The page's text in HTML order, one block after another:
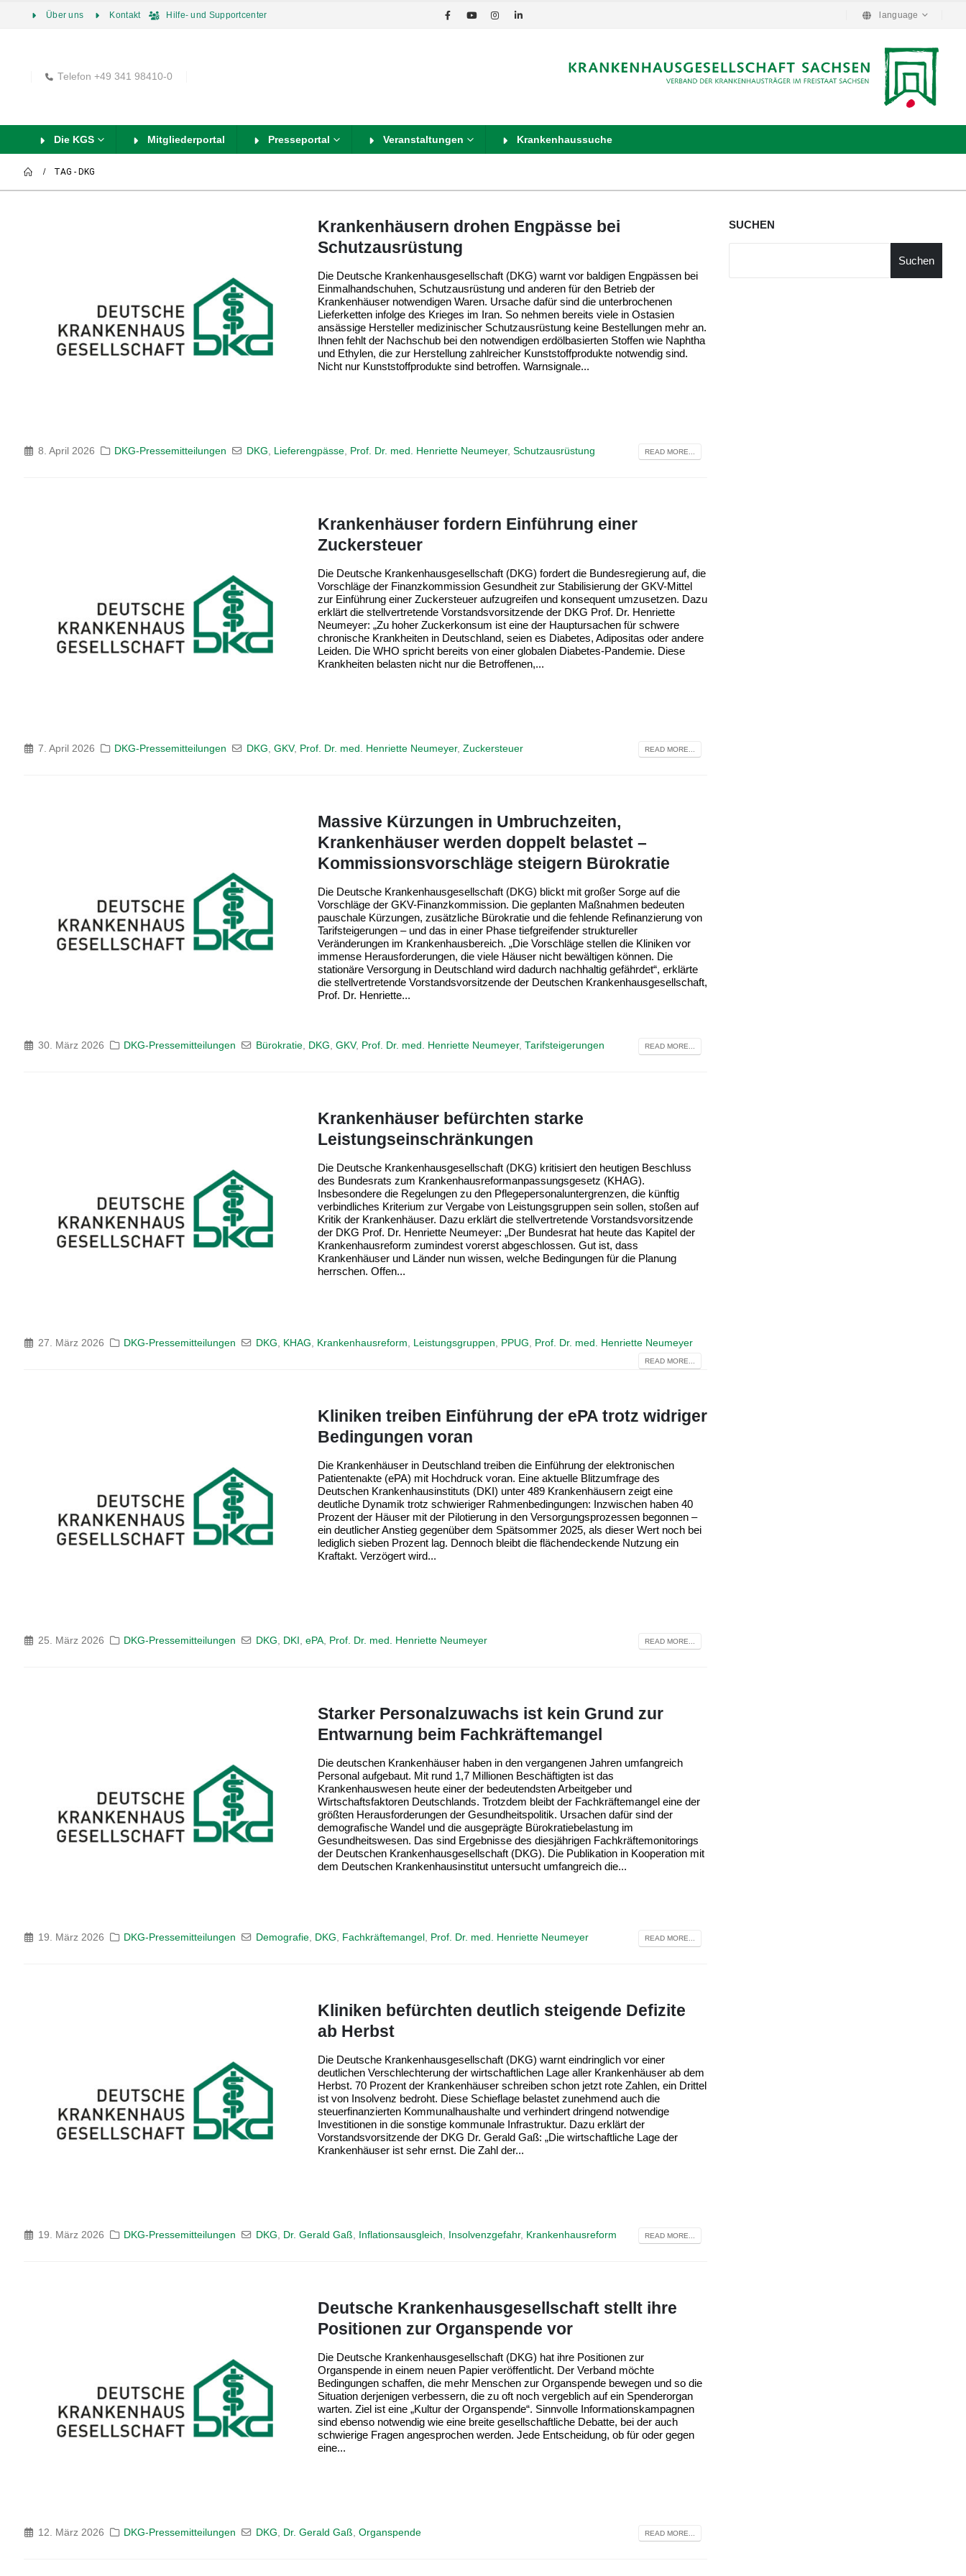
Über uns Kontakt Hilfe- und Supportcenter language
Telefon +49 341 98410-0
Die KGS Mitgliederportal Presseportal Veranstaltungen Krankenhaussuche
TAG - DKG
Krankenhäusern drohen Engpässe bei
Schutzausrüstung
Die Deutsche Krankenhausgesellschaft (DKG) warnt vor baldigen Engpässen bei
Einmalhandschuhen, Schutzausrüstung und anderen für den Betrieb der
Krankenhäuser notwendigen Waren. Ursache dafür sind die unterbrochenen
Lieferketten infolge des Krieges im Iran. So nehmen bereits viele in Ostasien
ansässige Hersteller medizinischer Schutzausrüstung keine Bestellungen mehr an.
Ihnen fehlt der Nachschub bei den notwendigen erdölbasierten Stoffen wie Naphtha
und Ethylen, die zur Herstellung zahlreicher Kunststoffprodukte notwendig sind.
Nicht nur Kunststoffprodukte sind betroffen. Warnsignale...
8. April 2026 DKG-Pressemitteilungen DKG, Lieferengpässe, Prof. Dr. med. Henriette Neumeyer, Schutzausrüstung READ MORE...
Krankenhäuser fordern Einführung einer
Zuckersteuer
Die Deutsche Krankenhausgesellschaft (DKG) fordert die Bundesregierung auf, die
Vorschläge der Finanzkommission Gesundheit zur Stabilisierung der GKV-Mittel
zur Einführung einer Zuckersteuer aufzugreifen und konsequent umzusetzen. Dazu
erklärt die stellvertretende Vorstandsvorsitzende der DKG Prof. Dr. Henriette
Neumeyer: „Zu hoher Zuckerkonsum ist eine der Hauptursachen für schwere
chronische Krankheiten in Deutschland, seien es Diabetes, Adipositas oder andere
Leiden. Die WHO spricht bereits von einer globalen Diabetes-Pandemie. Diese
Krankheiten belasten nicht nur die Betroffenen,...
7. April 2026 DKG-Pressemitteilungen DKG GKV, Prof. Dr. med. Henriette Neumeyer, Zuckersteuer READ MORE...
Massive Kürzungen in Umbruchzeiten,
Krankenhäuser werden doppelt belastet –
Kommissionsvorschläge steigern Bürokratie
Die Deutsche Krankenhausgesellschaft (DKG) blickt mit großer Sorge auf die
Vorschläge der GKV-Finanzkommission. Die geplanten Maßnahmen bedeuten
pauschale Kürzungen, zusätzliche Bürokratie und die fehlende Refinanzierung von
Tarifsteigerungen – und das in einer Phase tiefgreifender struktureller
Veränderungen im Krankenhausbereich. „Die Vorschläge stellen die Kliniken vor
immense Herausforderungen, die viele Häuser nicht bewältigen können. Die
stationäre Versorgung in Deutschland wird dadurch nachhaltig gefährdet“, erklärte
die stellvertretende Vorstandsvorsitzende der Deutschen Krankenhausgesellschaft,
Prof. Dr. Henriette...
30. März 2026 DKG-Pressemitteilungen Bürokratie, DKG, GKV, Prof. Dr. med. Henriette Neumeyer, Tarifsteigerungen READ MORE...
Krankenhäuser befürchten starke
Leistungseinschränkungen
Die Deutsche Krankenhausgesellschaft (DKG) kritisiert den heutigen Beschluss
des Bundesrats zum Krankenhausreformanpassungsgesetz (KHAG).
Insbesondere die Regelungen zu den Pflegepersonaluntergrenzen, die künftig
verbindliches Kriterium zur Vergabe von Leistungsgruppen sein sollen, stoßen auf
Kritik der Krankenhäuser. Dazu erklärt die stellvertretende Vorstandsvorsitzende
der DKG Prof. Dr. Henriette Neumeyer: „Der Bundesrat hat heute das Kapitel der
Krankenhausreform zumindest vorerst abgeschlossen. Gut ist, dass
Krankenhäuser und Länder nun wissen, welche Bedingungen für die Planung
herrschen. Offen...
27. März 2026 DKG-Pressemitteilungen DKG, KHAG, Krankenhausreform, Leistungsgruppen, PPUG, Prof. Dr. med. Henriette Neumeyer
READ MORE...
Kliniken treiben Einführung der ePA trotz widriger
Bedingungen voran
Die Krankenhäuser in Deutschland treiben die Einführung der elektronischen
Patientenakte (ePA) mit Hochdruck voran. Eine aktuelle Blitzumfrage des
Deutschen Krankenhausinstituts (DKI) unter 489 Krankenhäusern zeigt eine
deutliche Dynamik trotz schwieriger Rahmenbedingungen: Inzwischen haben 40
Prozent der Häuser mit der Pilotierung in den Versorgungsprozessen begonnen –
ein deutlicher Anstieg gegenüber dem Spätsommer 2025, als dieser Wert noch bei
lediglich sieben Prozent lag. Dennoch bleibt die flächendeckende Nutzung ein
Kraftakt. Verzögert wird...
25. März 2026 DKG-Pressemitteilungen DKG DKI ePA, Prof. Dr. med. Henriette Neumeyer READ MORE...
Starker Personalzuwachs ist kein Grund zur
Entwarnung beim Fachkräftemangel
Die deutschen Krankenhäuser haben in den vergangenen Jahren umfangreich
Personal aufgebaut. Mit rund 1,7 Millionen Beschäftigten ist das
Krankenhauswesen heute einer der bedeutendsten Arbeitgeber und
Wirtschaftsfaktoren Deutschlands. Trotzdem bleibt der Fachkräftemangel eine der
größten Herausforderungen der Gesundheitspolitik. Ursachen dafür sind der
demografische Wandel und die ausgeprägte Bürokratiebelastung im
Gesundheitswesen. Das sind Ergebnisse des diesjährigen Fachkräftemonitorings
der Deutschen Krankenhausgesellschaft (DKG). Die Publikation in Kooperation mit
dem Deutschen Krankenhausinstitut untersucht umfangreich die...
19. März 2026 DKG-Pressemitteilungen Demografie, DKG, Fachkräftemangel , Prof. Dr. med. Henriette Neumeyer READ MORE...
Kliniken befürchten deutlich steigende Defizite
ab Herbst
Die Deutsche Krankenhausgesellschaft (DKG) warnt eindringlich vor einer
deutlichen Verschlechterung der wirtschaftlichen Lage aller Krankenhäuser ab dem
Herbst. 70 Prozent der Krankenhäuser schreiben schon jetzt rote Zahlen, ein Drittel
ist von Insolvenz bedroht. Diese Schieflage belastet zunehmend auch die
steuerfinanzierten Kommunalhaushalte und verhindert dringend notwendige
Investitionen in die sonstige kommunale Infrastruktur. Dazu erklärt der
Vorstandsvorsitzende der DKG Dr. Gerald Gaß: „Die wirtschaftliche Lage der
Krankenhäuser ist sehr ernst. Die Zahl der...
19. März 2026 DKG-Pressemitteilungen DKG, Dr. Gerald Gaß, Inflationsausgleich, Insolvenzgefahr, Krankenhausreform READ MORE...
Deutsche Krankenhausgesellschaft stellt ihre
Positionen zur Organspende vor
Die Deutsche Krankenhausgesellschaft (DKG) hat ihre Positionen zur
Organspende in einem neuen Papier veröffentlicht. Der Verband möchte
Bedingungen schaffen, die mehr Menschen zur Organspende bewegen und so die
Situation derjenigen verbessern, die zu oft noch vergeblich auf ein Spenderorgan
warten. Ziel ist eine „Kultur der Organspende“. Sinnvolle Informationskampagnen
sind ebenso notwendig wie eine breite gesellschaftliche Debatte, bei der auch
schwierige Fragen angesprochen werden. Jede Entscheidung, ob für oder gegen
eine...
12. März 2026 DKG-Pressemitteilungen DKG Dr. Gerald Gaß Organspende READ MORE...
SUCHEN
Suchen